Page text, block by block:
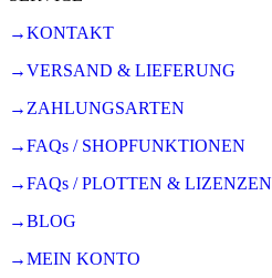
→KONTAKT
→VERSAND & LIEFERUNG
→ZAHLUNGSARTEN
→FAQs / SHOPFUNKTIONEN
→FAQs / PLOTTEN & LIZENZEN
→BLOG
→MEIN KONTO